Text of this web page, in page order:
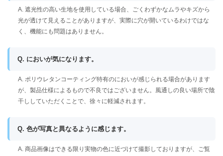
A. 遮光性の高い生地を使用している場合、ごくわずかなムラやキズから
光が透けて見えることがありますが、実際に穴が開いているわけではな
く、機能にも問題はありません。
Q. においが気になります。
A. ポリウレタンコーティング特有のにおいが感じられる場合があります
が、製品仕様によるもので不良ではございません。風通しの良い場所で陰
干ししていただくことで、徐々に軽減されます。
Q. 色が写真と異なるように感じます。
A. 商品画像はできる限り実物の色に近づけて撮影しておりますが、ご覧